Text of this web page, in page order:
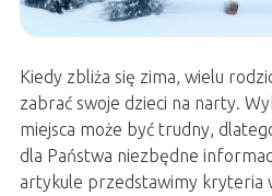
Kiedy zbliża się zima, wielu
zabrać swoje dzieci na narty.
miejsca może być trudny,
dla Państwa niezbędne
artykule przedstawimy kryteria